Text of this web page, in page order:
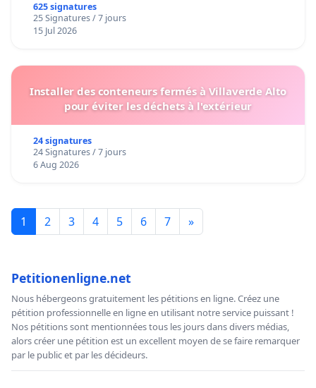
625 signatures
25 Signatures / 7 jours
15 Jul 2026
Installer des conteneurs fermés à Villaverde Alto
pour éviter les déchets à l'extérieur
24 signatures
24 Signatures / 7 jours
6 Aug 2026
1 2 3 4 5 6 7 »
Petitionenligne.net
Nous hébergeons gratuitement les pétitions en ligne. Créez une
pétition professionnelle en ligne en utilisant notre service puissant !
Nos pétitions sont mentionnées tous les jours dans divers médias,
alors créer une pétition est un excellent moyen de se faire remarquer
par le public et par les décideurs.